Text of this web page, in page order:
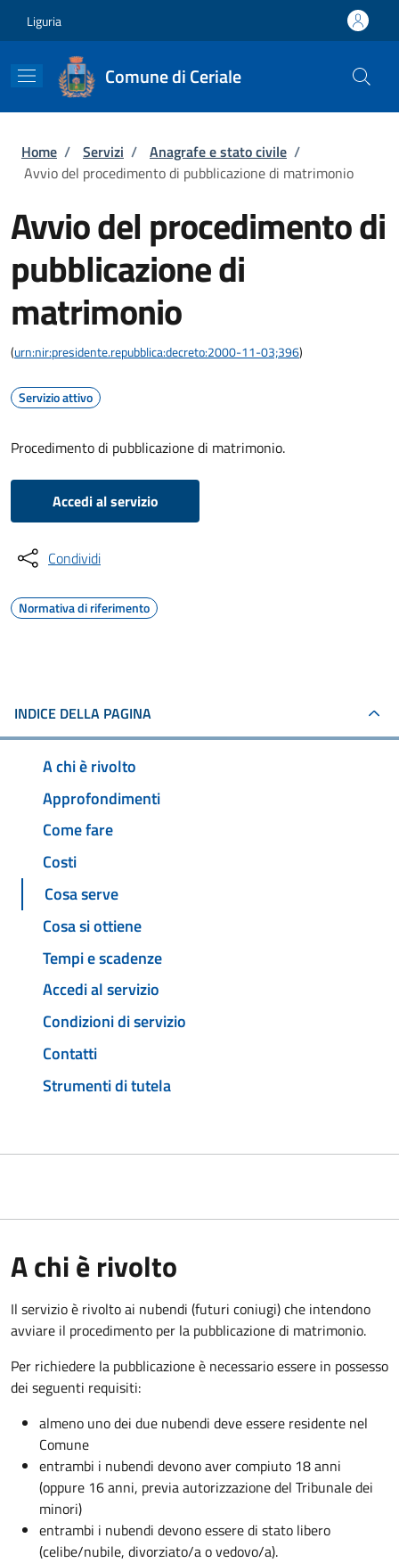
Liguria
Comune di Ceriale
Briciole di pane
Home / Servizi / Anagrafe e stato civile /
Avvio del procedimento di pubblicazione di matrimonio
Avvio del procedimento di
pubblicazione di
matrimonio
(urn:nir:presidente.repubblica:decreto:2000-11-03;396)
Servizio attivo
Procedimento di pubblicazione di matrimonio.
Accedi al servizio
Condividi
Normativa di riferimento
INDICE DELLA PAGINA
A chi è rivolto
Approfondimenti
Come fare
Costi
Cosa serve
Cosa si ottiene
Tempi e scadenze
Accedi al servizio
Condizioni di servizio
Contatti
Strumenti di tutela
A chi è rivolto
Il servizio è rivolto ai nubendi (futuri coniugi) che intendono
avviare il procedimento per la pubblicazione di matrimonio.
Per richiedere la pubblicazione è necessario essere in possesso
dei seguenti requisiti:
almeno uno dei due nubendi deve essere residente nel
Comune
entrambi i nubendi devono aver compiuto 18 anni
(oppure 16 anni, previa autorizzazione del Tribunale dei
minori)
entrambi i nubendi devono essere di stato libero
(celibe/nubile, divorziato/a o vedovo/a).